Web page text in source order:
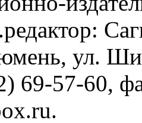
ул.
69-57-60,